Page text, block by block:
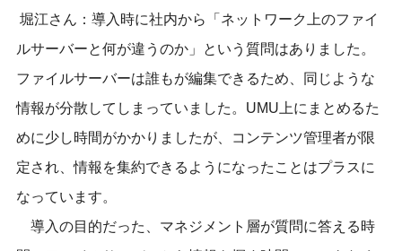
堀江さん：導入時に社内から「ネットワーク上のファイ
ルサーバーと何が違うのか」という質問はありました。
ファイルサーバーは誰もが編集できるため、同じような
情報が分散してしまっていました。UMU上にまとめるた
めに少し時間がかかりましたが、コンテンツ管理者が限
定され、情報を集約できるようになったことはプラスに
なっています。
導入の目的だった、マネジメント層が質問に答える時